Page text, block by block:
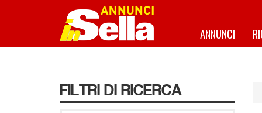
ANNUNCI
FILTRI DI RICERCA